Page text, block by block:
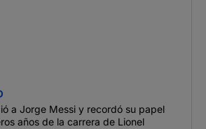
a Jorge Messi y recordó su papel
años de la carrera de Lionel